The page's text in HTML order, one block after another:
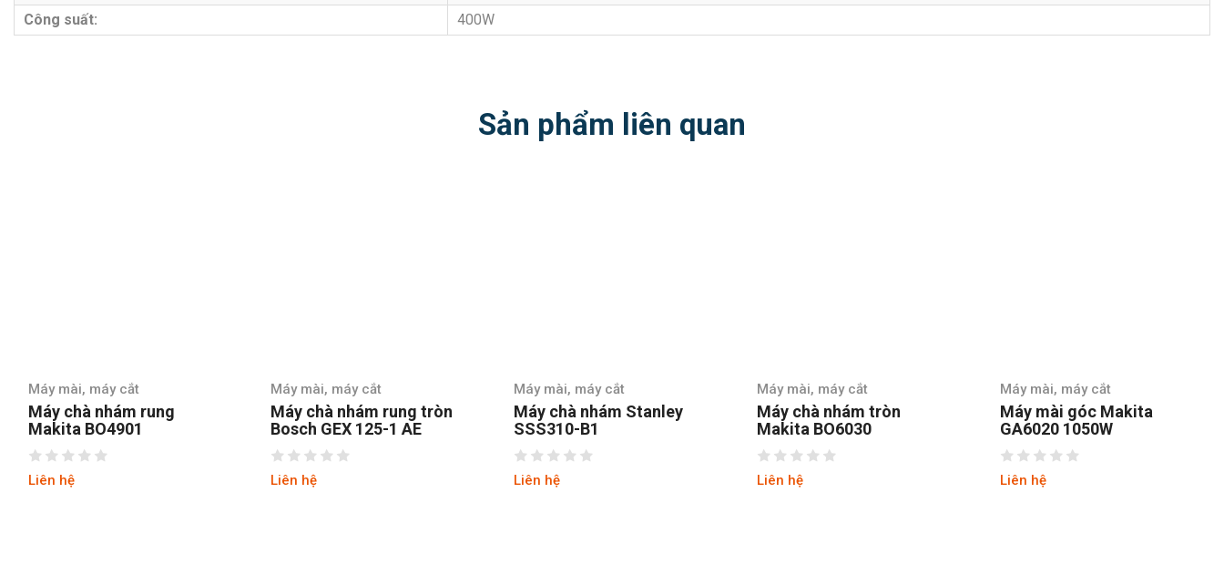
Công suất:
400W
Sản phẩm liên quan
Máy mài, máy cắt
Máy chà nhám rung tròn
Bosch GEX 125-1 AE
Máy mài, máy cắt
Máy chà nhám Stanley
SSS310-B1
Máy mài, máy cắt
Máy chà nhám tròn
Makita BO6030
Máy mài, máy cắt
Máy mài góc Makita
GA6020 1050W
Máy mài, máy cắt
Máy Mài Góc
MT970 720W